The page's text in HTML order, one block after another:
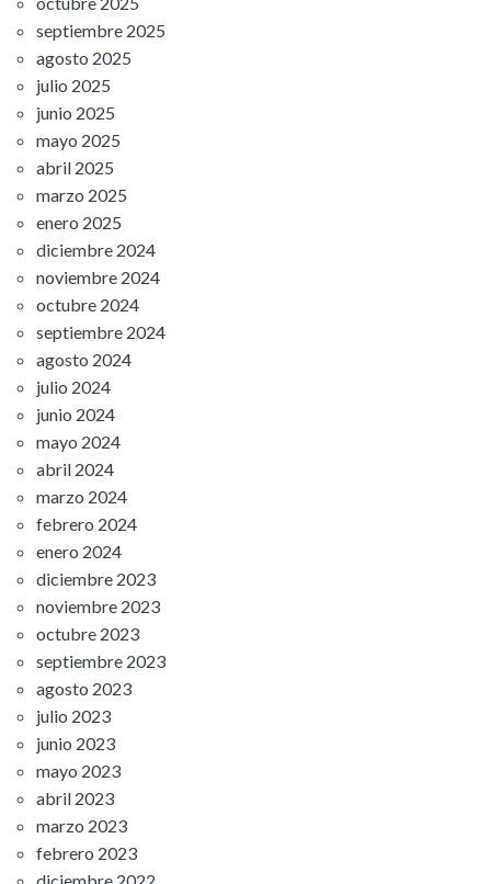
septiembre 2025
agosto 2025
julio 2025
junio 2025
mayo 2025
abril 2025
marzo 2025
enero 2025
diciembre 2024
noviembre 2024
octubre 2024
septiembre 2024
agosto 2024
julio 2024
junio 2024
mayo 2024
abril 2024
marzo 2024
febrero 2024
enero 2024
diciembre 2023
noviembre 2023
octubre 2023
septiembre 2023
agosto 2023
julio 2023
junio 2023
mayo 2023
abril 2023
marzo 2023
febrero 2023